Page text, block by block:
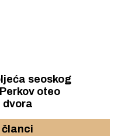
seoskog
dvora
članci